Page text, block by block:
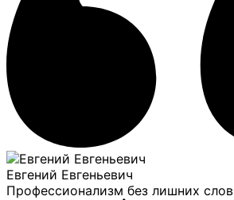
Евгений Евгеньевич
Профессионализм без лишних слов